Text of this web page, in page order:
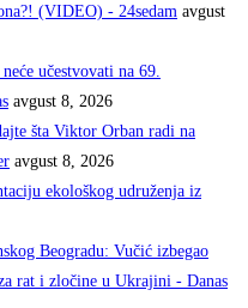
(VIDEO) - 24sedam avgust
učestvovati na 69.
avgust 8, 2026
šta Viktor Orban radi na
avgust 8, 2026
ekološkog udruženja iz
Beogradu: Vučić izbegao
rat i zločine u Ukrajini - Danas